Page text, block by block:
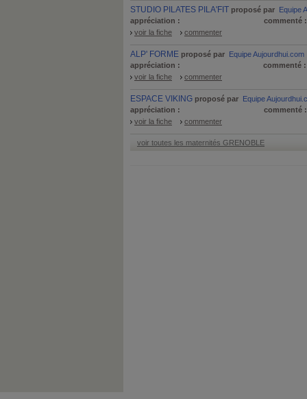
STUDIO PILATES PILA'FIT proposé par Equipe
appréciation :
commenté
voir la fiche
commenter
ALP' FORME proposé par Equipe Aujourdhui.com
appréciation :
commenté
voir la fiche
commenter
ESPACE VIKING proposé par Equipe
appréciation :
commenté
voir la fiche
commenter
voir toutes les maternités GRENOBLE